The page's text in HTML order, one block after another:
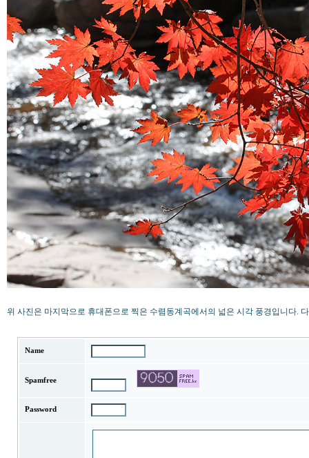
위 사진은 마지막으로 휴대폰으로 찍은 수렴동계곡에서의 넓은 시각 풍경입니다.
Name
Spamfree
Password